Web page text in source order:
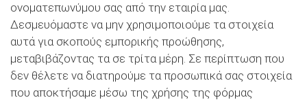
ονοματεπωνύμου σας από την εταιρία μας.
Δεσμευόμαστε να μην χρησιμοποιούμε τα στοιχεία
αυτά για σκοπούς εμπορικής προώθησης,
μεταβιβάζοντας τα σε τρίτα μέρη. Σε περίπτωση που
δεν θέλετε να διατηρούμε τα προσωπικά σας στοιχεία
που αποκτήσαμε μέσω της χρήσης της φόρμας